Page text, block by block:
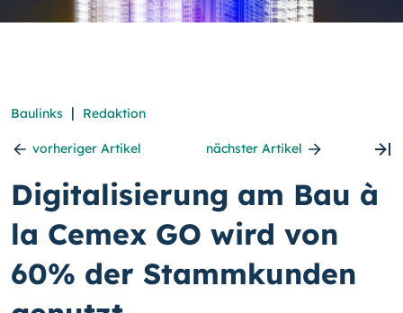
Baulinks | Redaktion
vorheriger Artikel nächster Artikel
Digitalisierung am Bau à
la Cemex GO wird von
60% der Stammkunden